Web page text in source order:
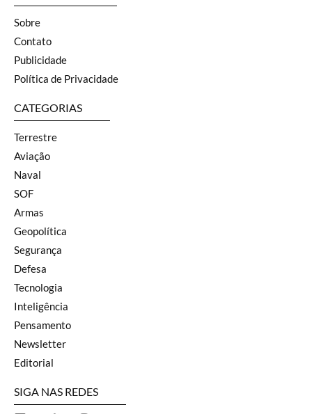
Sobre
Contato
Publicidade
Política de Privacidade
CATEGORIAS
Terrestre
Aviação
Naval
SOF
Armas
Geopolítica
Segurança
Defesa
Tecnologia
Inteligência
Pensamento
Newsletter
Editorial
SIGA NAS REDES